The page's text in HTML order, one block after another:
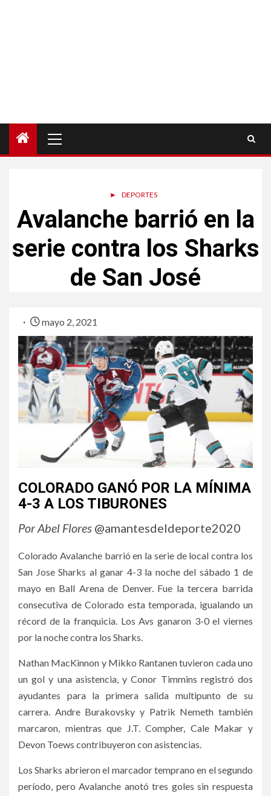
principal
► DEPORTES
Avalanche barrió en la
serie contra los Sharks
de San José
mayo 2, 2021
COLORADO GANÓ POR LA MÍNIMA
4-3 A LOS TIBURONES
Por Abel Flores @amantesdeldeporte2020
Colorado Avalanche barrió en la serie de local contra los
San Jose Sharks al ganar 4-3 la noche del sábado 1 de
mayo en Ball Arena de Denver. Fue la tercera barrida
consecutiva de Colorado esta temporada, igualando un
récord de la franquicia. Los Avs ganaron 3-0 el viernes
por la noche contra los Sharks.
Nathan MacKinnon y Mikko Rantanen tuvieron cada uno
un gol y una asistencia, y Conor Timmins registró dos
ayudantes para la primera salida multipunto de su
carrera. Andre Burakovsky y Patrik Nemeth también
marcaron, mientras que J.T. Compher, Cale Makar y
Devon Toews contribuyeron con asistencias.
Los Sharks abrieron el marcador temprano en el segundo
período, pero Avalanche anotó tres goles sin respuesta